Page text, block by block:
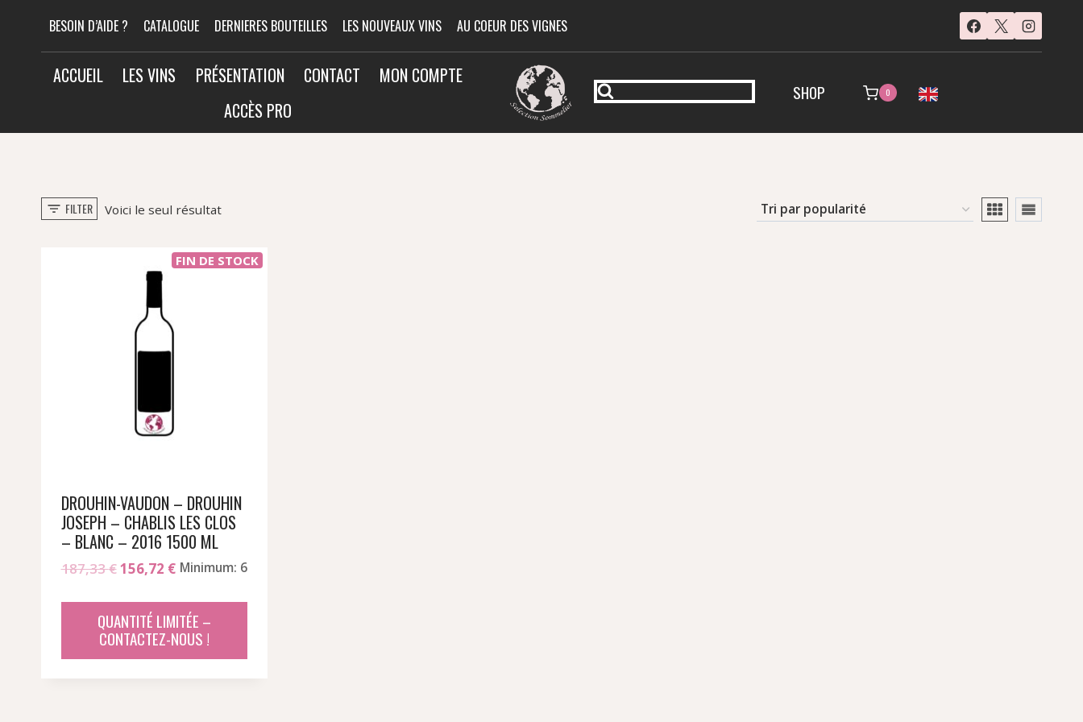
contenu
BESOIN D’AIDE ? CATALOGUE DERNIERES BOUTEILLES LES NOUVEAUX VINS AU COEUR DES VIGNES
ACCUEIL LES VINS PRÉSENTATION CONTACT
MON COMPTE
ACCÈS PRO
SHOP 0
FILTER Voici le seul résultat
FIN DE STOCK
DROUHIN-VAUDON – DROUHIN
JOSEPH – CHABLIS LES CLOS
– BLANC – 2016 1500 ML
187,33€Le
initial
était :
156,72 €Le
actuel
est :
Minimum: 6
QUANTITÉ LIMITÉE –
CONTACTEZ-NOUS !